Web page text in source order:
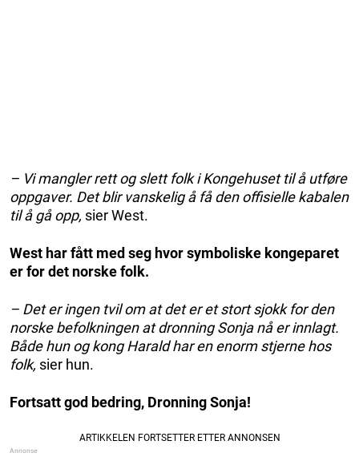
– Vi mangler rett og slett folk i Kongehuset til å utføre
oppgaver. Det blir vanskelig å få den offisielle kabalen
til å gå opp, sier West.
West har fått med seg hvor symboliske kongeparet
er for det norske folk.
– Det er ingen tvil om at det er et stort sjokk for den
norske befolkningen at dronning Sonja nå er innlagt.
Både hun og kong Harald har en enorm stjerne hos
folk, sier hun.
Fortsatt god bedring, Dronning Sonja!